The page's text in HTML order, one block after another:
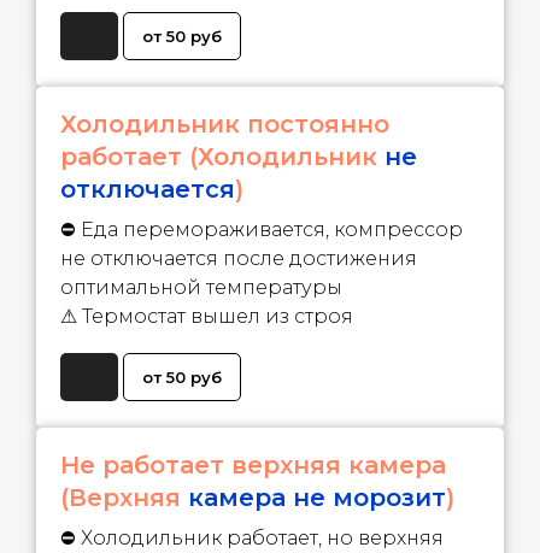
от 50 руб
Холодильник постоянно
работает (Холодильник не
отключается)
⛔ Еда перемораживается, компрессор
не отключается после достижения
оптимальной температуры
⚠ Термостат вышел из строя
от 50 руб
Не работает верхняя камера
(Верхняя камера не морозит)
⛔ Холодильник работает, но верхняя